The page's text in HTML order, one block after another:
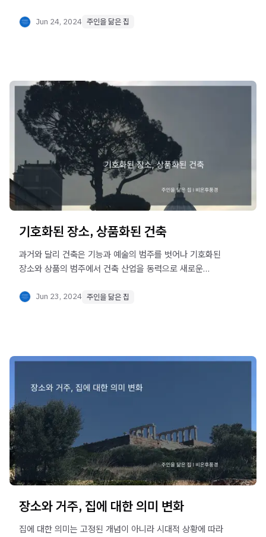
Jun 24, 2024 주인을 닮은 집
기호화된 장소, 상품화된 건축
과거와 달리 건축은 기능과 예술의 범주를 벗어나 기호화된
장소와 상품의 범주에서 건축 산업을 동력으로 새로운
Jun 23, 2024 주인을 닮은 집
장소와 거주, 집에 대한 의미 변화
집에 대한 의미는 고정된 개념이 아니라 시대적 상황에 따라